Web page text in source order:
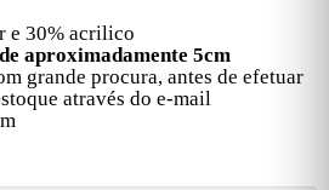
e 30% acrilico
aproximadamente 5cm
grande procura, antes de efetuar
através do e-mail